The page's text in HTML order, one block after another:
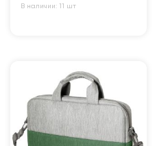
В наличии: 11 шт